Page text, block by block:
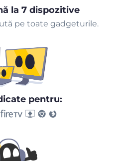
la 7 dispozitive
pe toate gadgeturile.
pentru: